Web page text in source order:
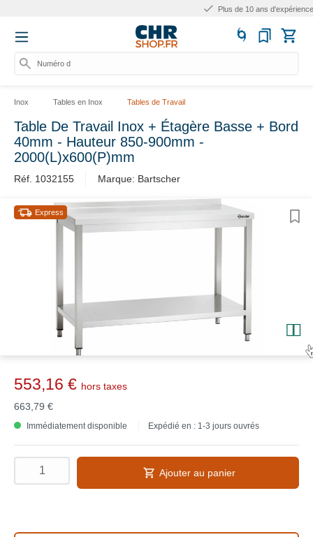
Plus de 10 ans d'expérience
Numéro d'a
Inox Tables en Inox Tables de Travail
Table De Travail Inox + Étagère Basse + Bord
40mm - Hauteur 850-900mm -
2000(L)x600(P)mm
Réf. 1032155 Marque: Bartscher
Express
553,16 € hors taxes
663,79 €
Immédiatement disponible Expédié en : 1-3 jours ouvrés
Ajouter au panier